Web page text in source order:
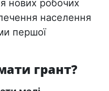
нових робочих
населення
першої
грант?